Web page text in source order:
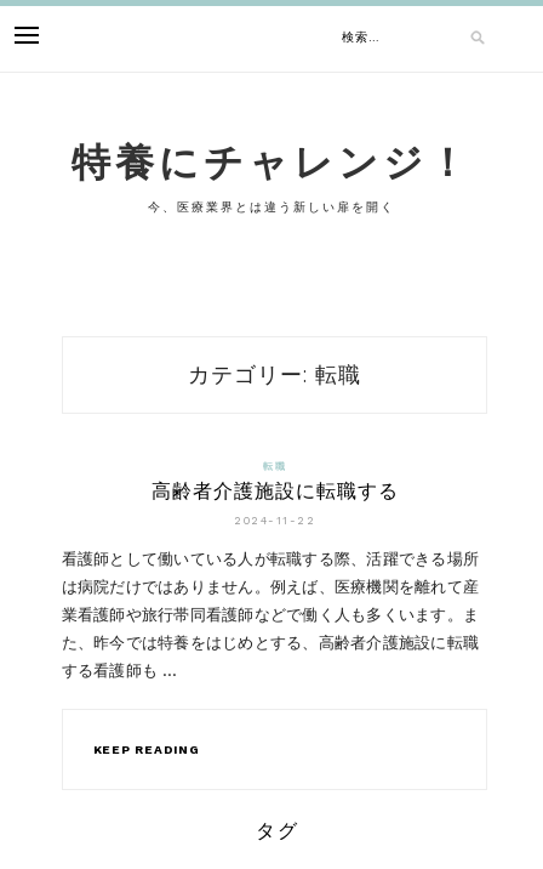
to
特養にチャレンジ！
今、医療業界とは違う新しい扉を開く
カテゴリー: 転職
転職
高齢者介護施設に転職する
2024-11-22
看護師として働いている人が転職する際、活躍できる場所
は病院だけではありません。例えば、医療機関を離れて産
業看護師や旅行帯同看護師などで働く人も多くいます。ま
た、昨今では特養をはじめとする、高齢者介護施設に転職
する看護師も …
KEEP READING
タグ